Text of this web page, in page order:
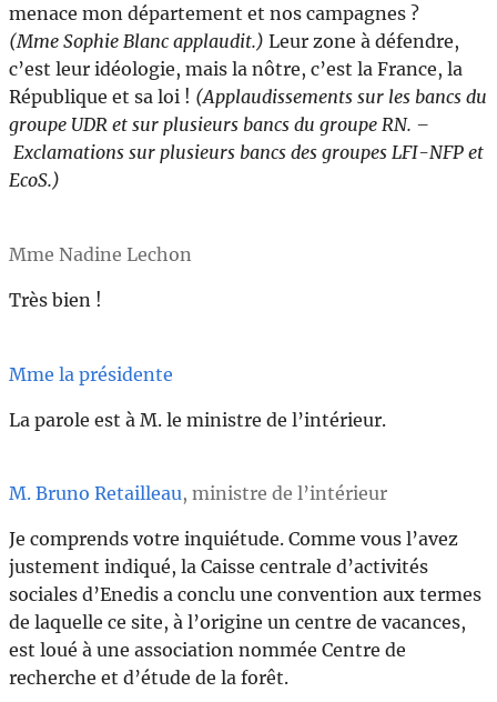
menace mon département et nos campagnes ?
(Mme Sophie Blanc applaudit.) Leur zone à défendre,
c’est leur idéologie, mais la nôtre, c’est la France, la
République et sa loi ! (Applaudissements sur les bancs du
groupe UDR et sur plusieurs bancs du groupe RN. –
Exclamations sur plusieurs bancs des groupes LFI-NFP et
EcoS.)
Mme Nadine Lechon
Très bien !
Mme la présidente
La parole est à M. le ministre de l’intérieur.
M. Bruno Retailleau, ministre de l’intérieur
Je comprends votre inquiétude. Comme vous l’avez
justement indiqué, la Caisse centrale d’activités
sociales d’Enedis a conclu une convention aux termes
de laquelle ce site, à l’origine un centre de vacances,
est loué à une association nommée Centre de
recherche et d’étude de la forêt.